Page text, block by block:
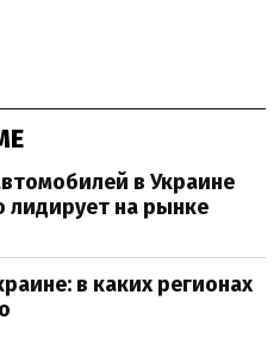
в Украине
лидирует на рынке
в каких регионах